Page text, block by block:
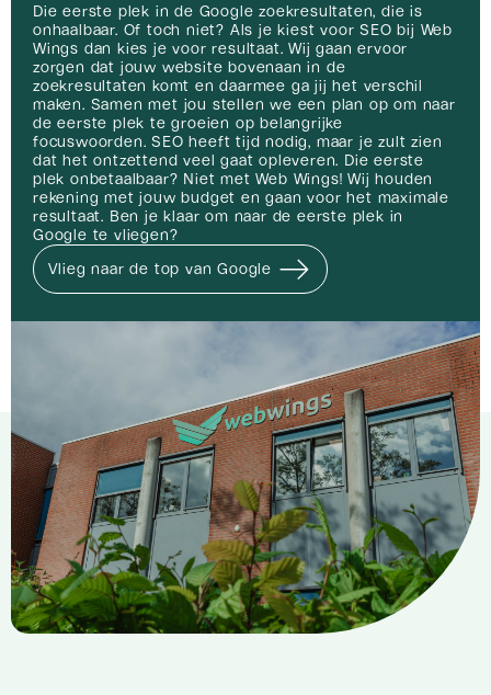
Die eerste plek in de Google zoekresultaten, die is
onhaalbaar. Of toch niet? Als je kiest voor SEO bij Web
Wings dan kies je voor resultaat. Wij gaan ervoor
zorgen dat jouw website bovenaan in de
zoekresultaten komt en daarmee ga jij het verschil
maken. Samen met jou stellen we een plan op om naar
de eerste plek te groeien op belangrijke
focuswoorden. SEO heeft tijd nodig, maar je zult zien
dat het ontzettend veel gaat opleveren. Die eerste
plek onbetaalbaar? Niet met Web Wings! Wij houden
rekening met jouw budget en gaan voor het maximale
resultaat. Ben je klaar om naar de eerste plek in
Google te vliegen?
Vlieg naar de top van Google